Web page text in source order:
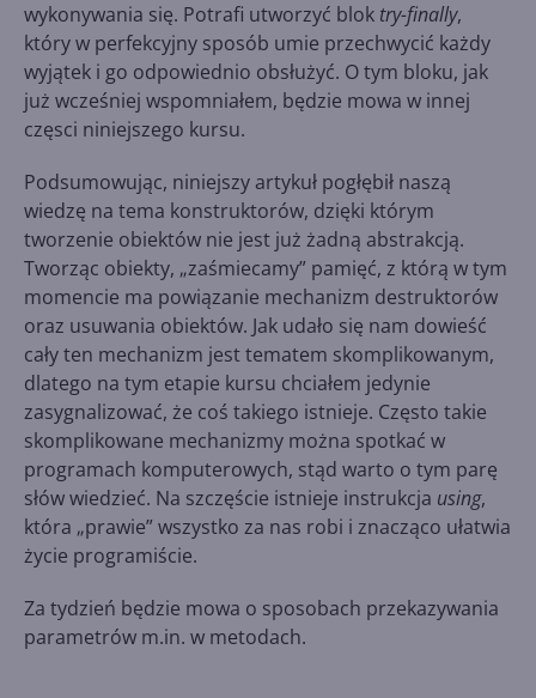
wykonywania się. Potrafi utworzyć blok try-finally,
który w perfekcyjny sposób umie przechwycić każdy
wyjątek i go odpowiednio obsłużyć. O tym bloku, jak
już wcześniej wspomniałem, będzie mowa w innej
częsci niniejszego kursu.
Podsumowując, niniejszy artykuł pogłębił naszą
wiedzę na tema konstruktorów, dzięki którym
tworzenie obiektów nie jest już żadną abstrakcją.
Tworząc obiekty, „zaśmiecamy” pamięć, z którą w tym
momencie ma powiązanie mechanizm destruktorów
oraz usuwania obiektów. Jak udało się nam dowieść
cały ten mechanizm jest tematem skomplikowanym,
dlatego na tym etapie kursu chciałem jedynie
zasygnalizować, że coś takiego istnieje. Często takie
skomplikowane mechanizmy można spotkać w
programach komputerowych, stąd warto o tym parę
słów wiedzieć. Na szczęście istnieje instrukcja using,
która „prawie” wszystko za nas robi i znacząco ułatwia
życie programiście.
Za tydzień będzie mowa o sposobach przekazywania
parametrów m.in. w metodach.